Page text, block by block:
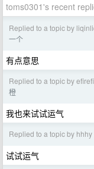
toms0301's recent
Replied to a topic by
一个
有点意思
Replied to a topic by
橙
我也来试试运气
Replied to a topic by hhhy
试试运气